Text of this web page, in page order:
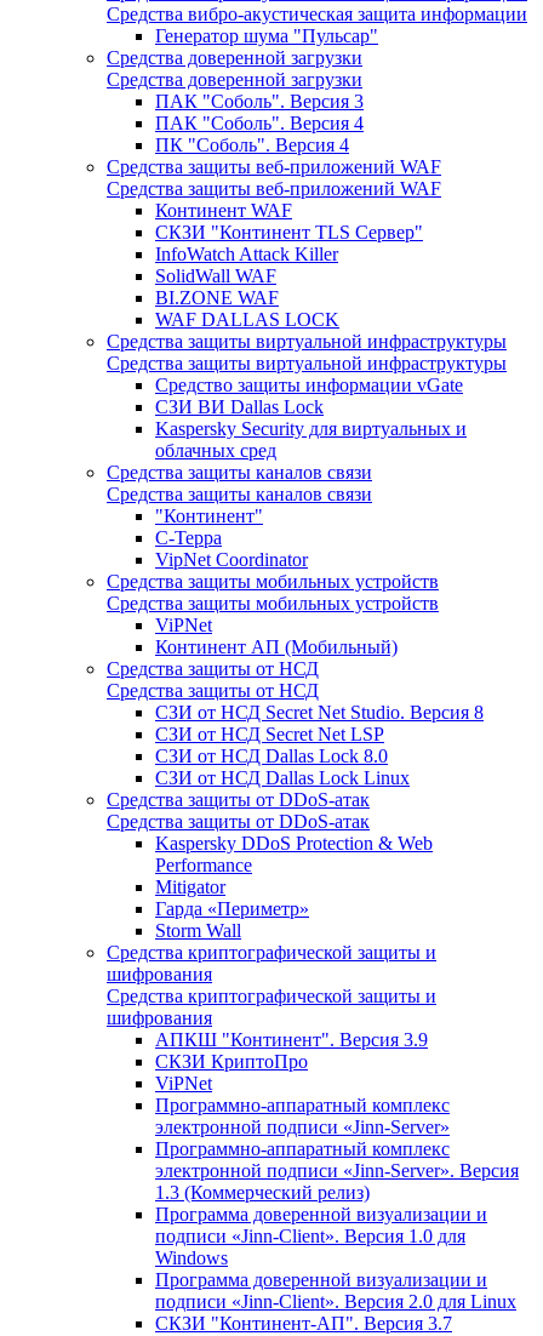
Средства вибро-акустическая защита информации
Генератор шума "Пульсар"
Средства доверенной загрузки
Средства доверенной загрузки
ПАК "Соболь". Версия 3
ПАК "Соболь". Версия 4
ПК "Соболь". Версия 4
Средства защиты веб-приложений WAF
Средства защиты веб-приложений WAF
Континент WAF
СКЗИ "Континент TLS Сервер"
InfoWatch Attack Killer
SolidWall WAF
BI.ZONE WAF
WAF DALLAS LOCK
Средства защиты виртуальной инфраструктуры
Средства защиты виртуальной инфраструктуры
Средство защиты информации vGate
СЗИ ВИ Dallas Lock
Kaspersky Security для виртуальных и
облачных сред
Средства защиты каналов связи
Средства защиты каналов связи
"Континент"
С-Терра
VipNet Coordinator
Средства защиты мобильных устройств
Средства защиты мобильных устройств
ViPNet
Континент АП (Мобильный)
Средства защиты от НСД
Средства защиты от НСД
СЗИ от НСД Secret Net Studio. Версия 8
СЗИ от НСД Secret Net LSP
СЗИ от НСД Dallas Lock 8.0
СЗИ от НСД Dallas Lock Linux
Средства защиты от DDoS-атак
Средства защиты от DDoS-атак
Kaspersky DDoS Protection & Web
Performance
Mitigator
Гарда «Периметр»
Storm Wall
Средства криптографической защиты и
шифрования
Средства криптографической защиты и
шифрования
АПКШ "Континент". Версия 3.9
СКЗИ КриптоПро
ViPNet
Программно-аппаратный комплекс
электронной подписи «Jinn-Server»
Программно-аппаратный комплекс
электронной подписи «Jinn-Server». Версия
1.3 (Коммерческий релиз)
Программа доверенной визуализации и
подписи «Jinn-Client». Версия 1.0 для
Windows
Программа доверенной визуализации и
подписи «Jinn-Client». Версия 2.0 для Linux
СКЗИ "Континент-АП". Версия 3.7